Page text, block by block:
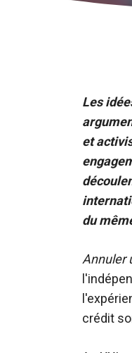
Les
et
du
Annuler
crédit